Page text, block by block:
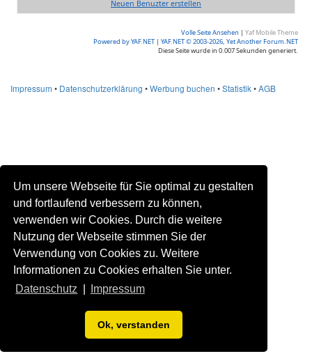
Um unsere Webseite für Sie optimal zu gestalten
und fortlaufend verbessern zu können,
verwenden wir Cookies. Durch die weitere
Nutzung der Webseite stimmen Sie der
Verwendung von Cookies zu. Weitere
Informationen zu Cookies erhalten Sie unter.
Datenschutz
Impressum
Ok, verstanden
Neuen Benuzter erstellen
Volle Seite Ansehen | Yaf Mobile Theme
Powered by YAF.NET | YAF.NET © 2003-2026, Yet Another Forum.NET
Diese Seite wurde in 0.007 Sekunden generiert.
Impressum • Datenschutzerklärung •Werbung buchen •Statistik•AGB